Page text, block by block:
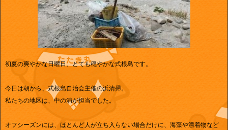
初夏の爽やかな日曜日、とても穏やかな式根島です。
今日は朝から、式根島自治会主催の浜清掃。
私たちの地区は、中の浦が担当でした。
オフシーズンには、ほとんど人が立ち入らない場合だけに、海藻や漂着物など